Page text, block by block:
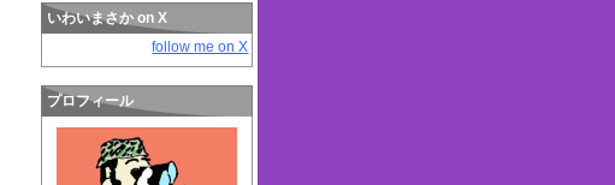
いわいまさか on X
follow me on X
プロフィール